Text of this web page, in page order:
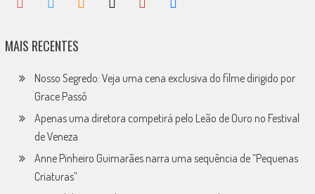
MAIS RECENTES
Nosso Segredo: Veja uma cena exclusiva do filme dirigido por
Grace Passô
Apenas uma diretora competirá pelo Leão de Ouro no Festival
de Veneza
Anne Pinheiro Guimarães narra uma sequência de “Pequenas
Criaturas”